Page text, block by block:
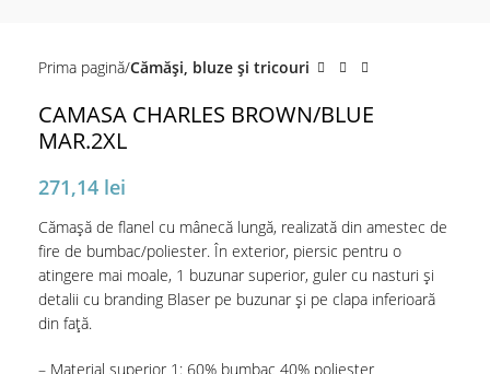
Prima pagină Cămăși, bluze și tricouri
CAMASA CHARLES BROWN/BLUE
MAR.2XL
271,14 lei
Cămașă de flanel cu mânecă lungă, realizată din amestec de
fire de bumbac/poliester. În exterior, piersic pentru o
atingere mai moale, 1 buzunar superior, guler cu nasturi și
detalii cu branding Blaser pe buzunar și pe clapa inferioară
din față.
– Material superior 1: 60% bumbac 40% poliester